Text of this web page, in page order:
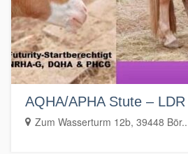
AQHA/APHA Stute –
Zum Wasserturm 12b, 39448